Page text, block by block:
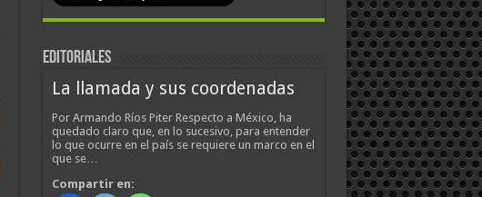
EDITORIALES
La llamada y sus coordenadas
Por Armando Ríos Piter Respecto a México, ha
quedado claro que, en lo sucesivo, para entender
lo que ocurre en el país se requiere un marco en el
que se…
Compartir en: